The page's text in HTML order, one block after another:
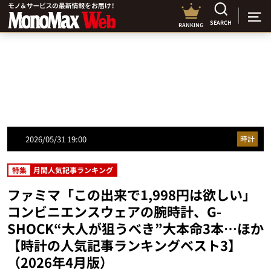
RANKING SEARCH
2026/05/31 19:00 時計
特集 月間人気記事ランキング
ファミマ「この出来で1,998円は欲しい」
コンビニエンスウェアの腕時計、G-
SHOCK“大人が狙うべき”大本命3本…ほか
【時計の人気記事ランキングベスト3】
（2026年4月版）